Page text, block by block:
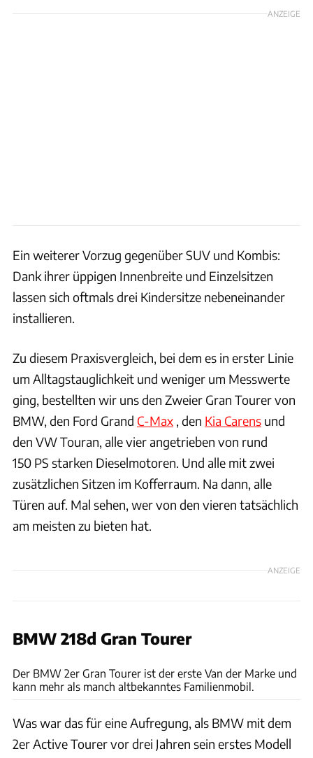
ANZEIGE
Ein weiterer Vorzug gegenüber SUV und Kombis:
Dank ihrer üppigen Innenbreite und Einzelsitzen
lassen sich oftmals drei Kindersitze nebeneinander
installieren.
Zu diesem Praxisvergleich, bei dem es in erster Linie
um Alltagstauglichkeit und weniger um Messwerte
ging, bestellten wir uns den Zweier Gran Tourer von
BMW, den Ford Grand C-Max , den Kia Carens und
den VW Touran, alle vier angetrieben von rund
150 PS starken Dieselmotoren. Und alle mit zwei
zusätzlichen Sitzen im Kofferraum. Na dann, alle
Türen auf. Mal sehen, wer von den vieren tatsächlich
am meisten zu bieten hat.
ANZEIGE
BMW 218d Gran Tourer
Der BMW 2er Gran Tourer ist der erste Van der Marke und
kann mehr als manch altbekanntes Familienmobil.
Was war das für eine Aufregung, als BMW mit dem
2er Active Tourer vor drei Jahren sein erstes Modell